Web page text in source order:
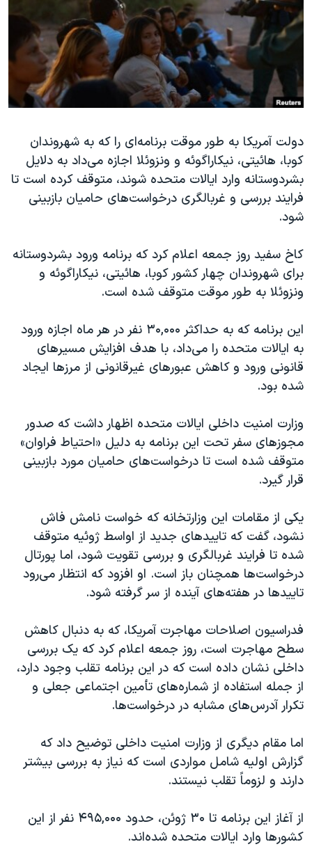
فرهنگ و زندگی
حقوق شهروندی
علم و فناوری
گالری عکس
آرشیو پخش زنده
مستندها
انتخابات ریاست جمهوری آمریکا ۲۰۲۴
حمله جمهوری اسلامی به اسرائیل
رمز مهسا
اعتراضات زن، زندگی، آزادی
مجموعه مستندهای دادخواهی
تریبونال مردمی آبان ۹۸
دادگاه حمید نوری
قانون شفافیت دارائی کادر رهبری ایران
اعتراضات مردمی آبان ۹۸
نرگس محمدی برنده جایزه نوبل صلح
همایش محافظه‌کاران آمریکا «سی‌پک»
صفحه‌های ویژه
دنبال کنید
زبانهای مختلف
دولت آمریکا به طور موقت برنامه‌ای را که به شهروندان
کوبا، هائیتی، نیکاراگوئه و ونزوئلا اجازه می‌داد به دلایل
بشردوستانه وارد ایالات متحده شوند، متوقف کرده است تا
فرایند بررسی و غربالگری درخواست‌های حامیان بازبینی
شود.
کاخ سفید روز جمعه اعلام کرد که برنامه ورود بشردوستانه
برای شهروندان چهار کشور کوبا، هائیتی، نیکاراگوئه و
ونزوئلا به طور موقت متوقف شده است.
این برنامه که به حداکثر ۳۰,۰۰۰ نفر در هر ماه اجازه ورود
به ایالات متحده را می‌داد، با هدف افزایش مسیرهای
قانونی ورود و کاهش عبورهای غیرقانونی از مرزها ایجاد
شده بود.
وزارت امنیت داخلی ایالات متحده اظهار داشت که صدور
مجوزهای سفر تحت این برنامه به دلیل «احتیاط فراوان»
متوقف شده است تا درخواست‌های حامیان مورد بازبینی
قرار گیرد.
یکی از مقامات این وزارتخانه که خواست نامش فاش
نشود، گفت که تاییدهای جدید از اواسط ژوئیه متوقف
شده تا فرایند غربالگری و بررسی تقویت شود، اما پورتال
درخواست‌ها همچنان باز است. او افزود که انتظار می‌رود
تاییدها در هفته‌های آینده از سر گرفته شود.
فدراسیون اصلاحات مهاجرت آمریکا، که به دنبال کاهش
سطح مهاجرت است، روز جمعه اعلام کرد که یک بررسی
داخلی نشان داده است که در این برنامه تقلب وجود دارد،
از جمله استفاده از شماره‌های تأمین اجتماعی جعلی و
تکرار آدرس‌های مشابه در درخواست‌ها.
اما مقام دیگری از وزارت امنیت داخلی توضیح داد که
گزارش اولیه شامل مواردی است که نیاز به بررسی بیشتر
دارند و لزوماً تقلب نیستند.
از آغاز این برنامه تا ۳۰ ژوئن، حدود ۴۹۵,۰۰۰ نفر از این
کشورها وارد ایالات متحده شده‌اند.